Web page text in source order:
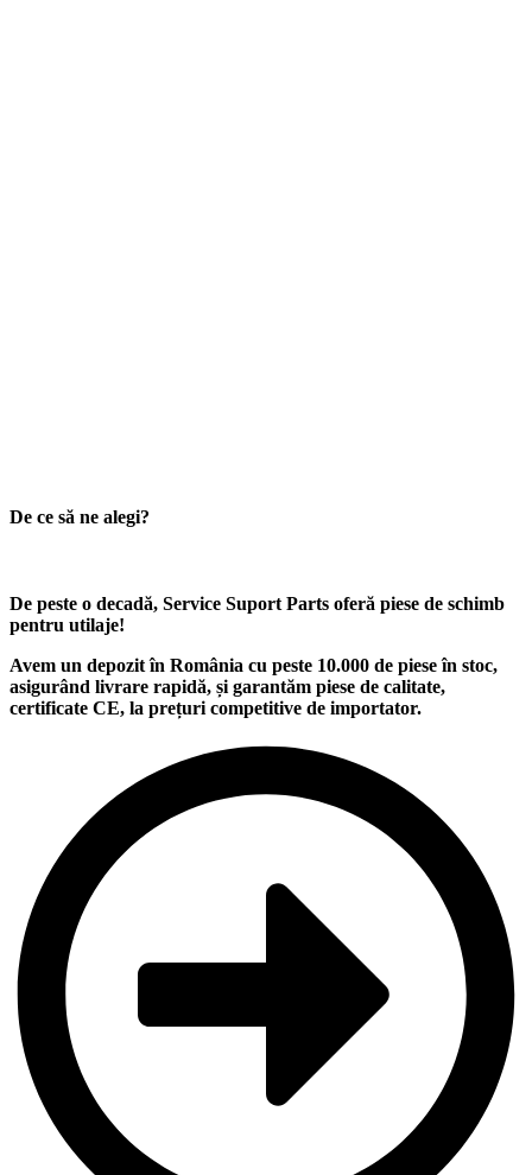
De ce să ne alegi?
De peste o decadă, Service Suport Parts oferă piese de schimb
pentru utilaje!
Avem un depozitîn România cu peste 10.000 de piese în stoc,
asigurând livrare rapidă, și garantăm piese de calitate,
certificate CE, la prețuri competitive de importator.